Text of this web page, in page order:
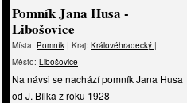
Pomník Jana Husa -
Libošovice
Místa: Pomník | Kraj: Královéhradecký |
Město: Libošovice
Na návsi se nachází pomník Jana Husa
od J. Bílka z roku 1928